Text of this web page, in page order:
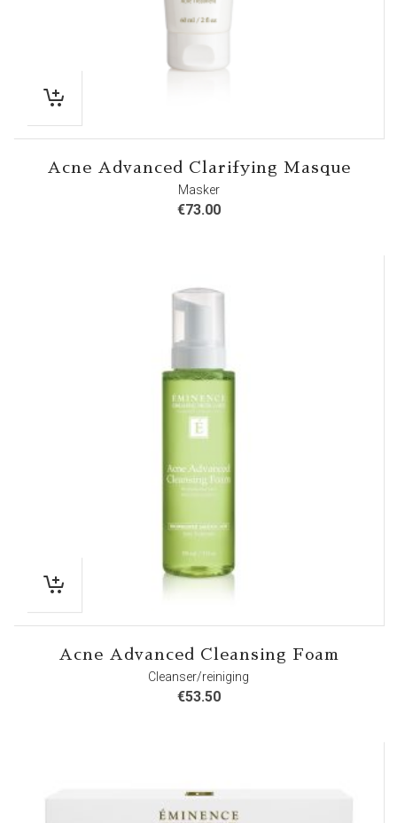
Acne Advanced Clarifying Masque
Masker
€73.00
Acne Advanced Cleansing Foam
Cleanser/reiniging
€53.50